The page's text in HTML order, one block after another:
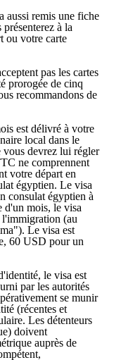
aussi remis une fiche
à la
ou votre carte
pas les cartes
prorogée de cinq
recommandons de
est délivré à votre
local dans le
vous devrez lui régler
ne comprennent
votre départ en
égyptien. Le visa
consulat égyptien à
d'un mois, le visa
l'immigration (au
Le visa est
60 USD pour un
le visa est
par les autorités
se munir
(récentes et
Les détenteurs
doivent
auprès de